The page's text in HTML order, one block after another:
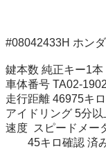
#08042433H ホン
鍵本数 純正キー1本
車体番号 TA02-
走行距離 46975キロ
アイドリング 5分
速度  スピードメー